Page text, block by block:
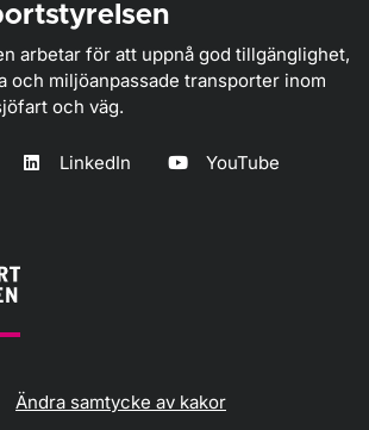
arbetar för att uppnå god tillgänglighet,
och miljöanpassade transporter inom
och väg.
LinkedIn YouTube
Ändra samtycke av kakor